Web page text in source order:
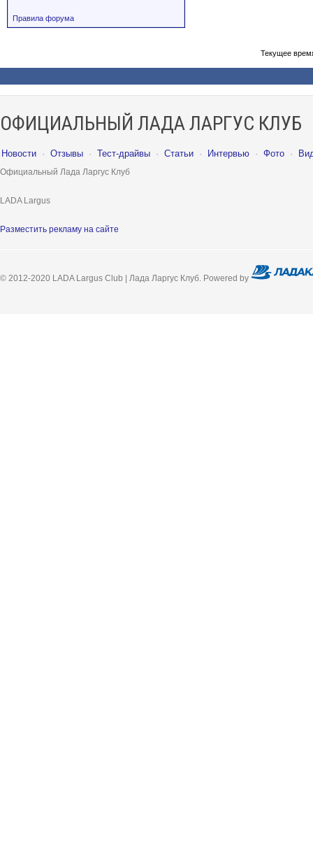
Правила форума
Текущее
ОФИЦИАЛЬНЫЙ ЛАДА ЛАРГУС КЛУБ
Новости · Отзывы · Тест-драйвы · Статьи · Интервью · Фото ·
Официальный Лада Ларгус Клуб
LADA Largus
Разместить рекламу на сайте
© 2012-2020 LADA Largus Club | Лада Ларгус Клуб. Powered by